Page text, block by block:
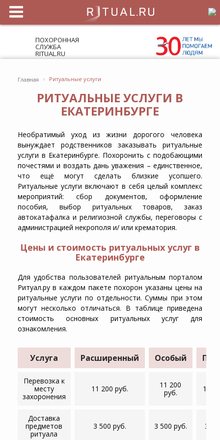
ПОХОРОННАЯ
СЛУЖБА
RITUAL.RU
Главная › Ритуальные услуги
РИТУАЛЬНЫЕ УСЛУГИ В
ЕКАТЕРИНБУРГЕ
Необратимый уход из жизни дорогого человека
вынуждает родственников заказывать ритуальные
услуги в Екатеринбурге. Похоронить с подобающими
почестями и воздать дань уважения – единственное,
что ещё могут сделать близкие усопшего.
Ритуальные услуги включают в себя целый комплекс
мероприятий: сбор документов, оформление
пособия, выбор ритуальных товаров, заказ
автокатафалка и религиозной службы, переговоры с
администрацией некрополя и/ или крематория.
Цены и стоимость ритуальных услуг в
Екатеринбурге
Для удобства пользователей ритуальным порталом
Ритуал.ру в каждом пакете похорон указаны цены на
ритуальные услуги по отдельности. Суммы при этом
могут несколько отличаться. В таблице приведена
стоимость основных ритуальных услуг для
ознакомления.
Услуга Расширенный Особый
Перевозка к
месту
захоронения
11 200 руб.
11 200
руб.
14
Доставка
предметов
ритуала
3 500 руб. 3 500 руб. 3